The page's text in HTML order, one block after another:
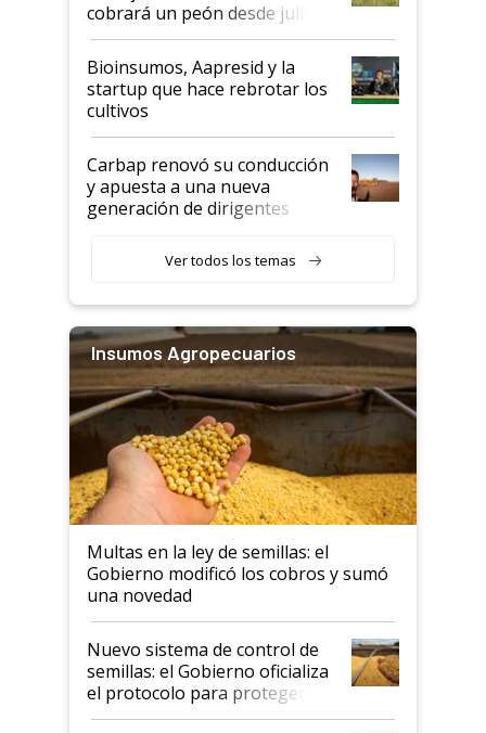
cobrará un peón desde julio
Bioinsumos, Aapresid y la
startup que hace rebrotar los
cultivos
Carbap renovó su conducción
y apuesta a una nueva
generación de dirigentes
Ver todos los temas
Insumos Agropecuarios
Multas en la ley de semillas: el
Gobierno modificó los cobros y sumó
una novedad
Nuevo sistema de control de
semillas: el Gobierno oficializa
el protocolo para proteger la
propiedad intelectual